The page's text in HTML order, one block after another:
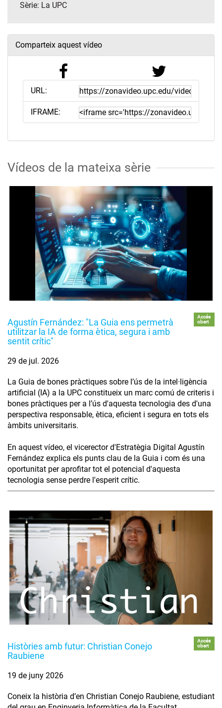
Sèrie: La UPC
Comparteix aquest vídeo
URL:
IFRAME:
Vídeos de la mateixa sèrie
Agustín Fernández: "La Guia ens permetrà
utilitzar la IA de forma ètica, segura i amb
sentit crític"
Accés
obert
29 de jul. 2026
La Guia de bones pràctiques sobre l’ús de la intel·ligència
artificial (IA) a la UPC constitueix un marc comú de criteris i
bones pràctiques per a l’ús d'aquesta tecnologia des d'una
perspectiva responsable, ètica, eficient i segura en tots els
àmbits universitaris.
En aquest vídeo, el vicerector d'Estratègia Digital Agustín
Fernández explica els punts clau de la Guia i com és una
oportunitat per aprofitar tot el potencial d'aquesta
tecnologia sense perdre l'esperit crític.
Històries amb futur: Christian Conejo
Raubiene
Accés
obert
19 de juny 2026
Coneix la història d’en Christian Conejo Raubiene, estudiant